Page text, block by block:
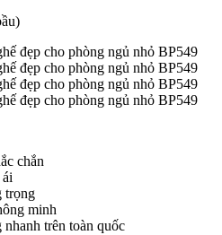
chắn
trọng
minh
trên toàn quốc